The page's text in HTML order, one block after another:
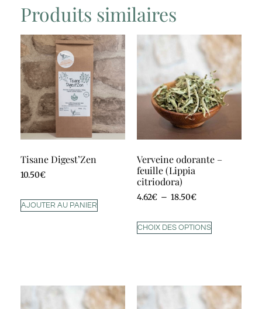
Produits similaires
Tisane Digest’Zen
10.50€
AJOUTER AU PANIER
Verveine odorante –
feuille (Lippia
citriodora)
4.62€ – 18.50€
CHOIX DES OPTIONS